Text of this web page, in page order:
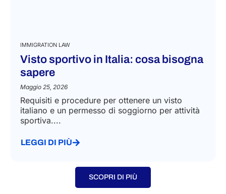
IMMIGRATION LAW
Visto sportivo in Italia: cosa bisogna
sapere
Maggio 25, 2026
Requisiti e procedure per ottenere un visto
italiano e un permesso di soggiorno per attività
sportiva....
LEGGI DI PIÙ
SCOPRI DI PIÙ